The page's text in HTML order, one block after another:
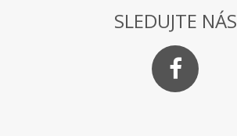
SLEDUJTE NÁS